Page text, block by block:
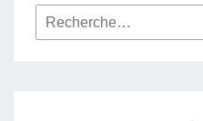
Rechercher :